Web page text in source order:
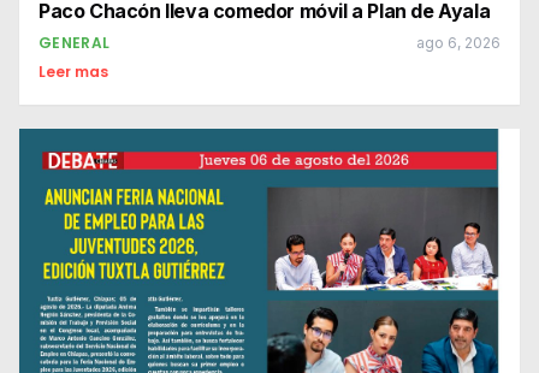
Paco Chacón lleva comedor móvil a Plan de Ayala
GENERAL ago 6, 2026
Leer mas